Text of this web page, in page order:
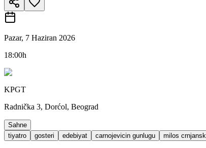
Pazar, 7 Haziran 2026
18:00h
KPGT
Radnička 3, Dorćol, Beograd
Sahne
tiyatro
gosteri edebiyat carnojevicin gunlugu milos